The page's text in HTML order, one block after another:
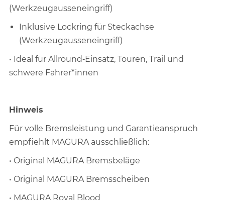
(Werkzeugausseneingriff)
Inklusive Lockring für Steckachse
(Werkzeugausseneingriff)
• Ideal für Allround‑Einsatz, Touren, Trail und
schwere Fahrer*innen
Hinweis
Für volle Bremsleistung und Garantieanspruch
empfiehlt MAGURA ausschließlich:
• Original MAGURA Bremsbeläge
• Original MAGURA Bremsscheiben
• MAGURA Royal Blood